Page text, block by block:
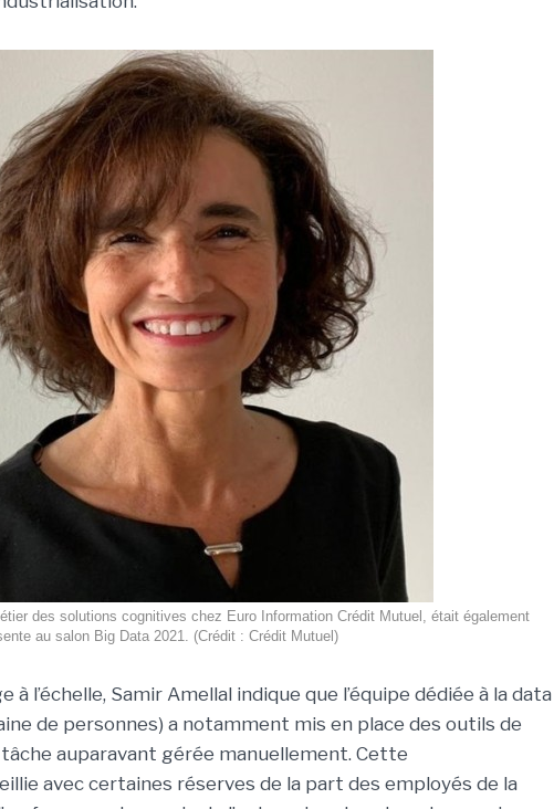
des solutions cognitives chez Euro Information Crédit Mutuel, était également
au salon Big Data 2021. (Crédit : Crédit Mutuel)
à l’échelle, Samir Amellal indique que l’équipe dédiée à la data
de personnes) a notamment mis en place des outils de
auparavant gérée manuellement. Cette
avec certaines réserves de la part des employés de la